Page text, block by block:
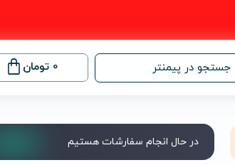
جستجو در پیمنتر 0 تومان
در حال انجام سفارشات هستیم